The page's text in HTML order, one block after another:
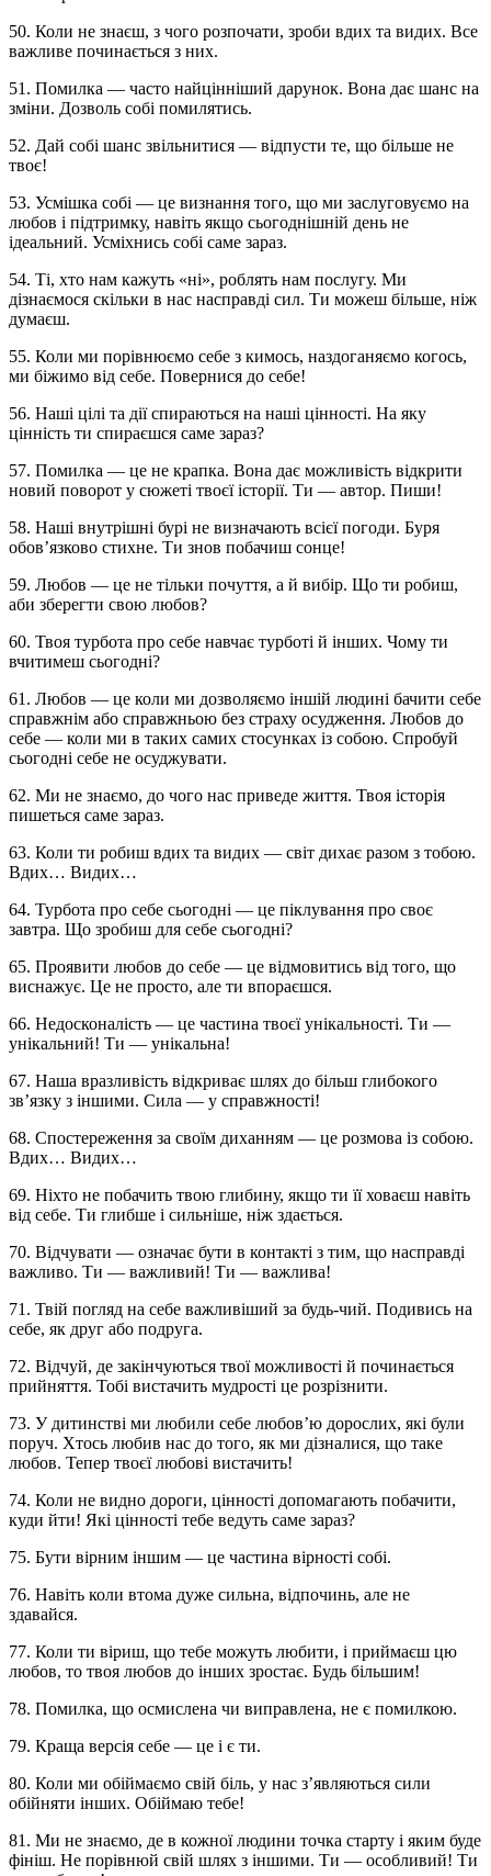
50. Коли не знаєш, з чого розпочати, зроби вдих та видих. Все
важливе починається з них.
51. Помилка — часто найцінніший дарунок. Вона дає шанс на
зміни. Дозволь собі помилятись.
52. Дай собі шанс звільнитися — відпусти те, що більше не
твоє!
53. Усмішка собі — це визнання того, що ми заслуговуємо на
любов і підтримку, навіть якщо сьогоднішній день не
ідеальний. Усміхнись собі саме зараз.
54. Ті, хто нам кажуть «ні», роблять нам послугу. Ми
дізнаємося скільки в нас насправді сил. Ти можеш більше, ніж
думаєш.
55. Коли ми порівнюємо себе з кимось, наздоганяємо когось,
ми біжимо від себе. Повернися до себе!
56. Наші цілі та дії спираються на наші цінності. На яку
цінність ти спираєшся саме зараз?
57. Помилка — це не крапка. Вона дає можливість відкрити
новий поворот у сюжеті твоєї історії. Ти — автор. Пиши!
58. Наші внутрішні бурі не визначають всієї погоди. Буря
обов’язково стихне. Ти знов побачиш сонце!
59. Любов — це не тільки почуття, а й вибір. Що ти робиш,
аби зберегти свою любов?
60. Твоя турбота про себе навчає турботі й інших. Чому ти
вчитимеш сьогодні?
61. Любов — це коли ми дозволяємо іншій людині бачити себе
справжнім або справжньою без страху осудження. Любов до
себе — коли ми в таких самих стосунках із собою. Спробуй
сьогодні себе не осуджувати.
62. Ми не знаємо, до чого нас приведе життя. Твоя історія
пишеться саме зараз.
63. Коли ти робиш вдих та видих — світ дихає разом з тобою.
Вдих… Видих…
64. Турбота про себе сьогодні — це піклування про своє
завтра. Що зробиш для себе сьогодні?
65. Проявити любов до себе — це відмовитись від того, що
виснажує. Це не просто, але ти впораєшся.
66. Недосконалість — це частина твоєї унікальності. Ти —
унікальний! Ти — унікальна!
67. Наша вразливість відкриває шлях до більш глибокого
зв’язку з іншими. Сила — у справжності!
68. Спостереження за своїм диханням — це розмова із собою.
Вдих… Видих…
69. Ніхто не побачить твою глибину, якщо ти її ховаєш навіть
від себе. Ти глибше і сильніше, ніж здається.
70. Відчувати — означає бути в контакті з тим, що насправді
важливо. Ти — важливий! Ти — важлива!
71. Твій погляд на себе важливіший за будь-чий. Подивись на
себе, як друг або подруга.
72. Відчуй, де закінчуються твої можливості й починається
прийняття. Тобі вистачить мудрості це розрізнити.
73. У дитинстві ми любили себе любов’ю дорослих, які були
поруч. Хтось любив нас до того, як ми дізналися, що таке
любов. Тепер твоєї любові вистачить!
74. Коли не видно дороги, цінності допомагають побачити,
куди йти! Які цінності тебе ведуть саме зараз?
75. Бути вірним іншим — це частина вірності собі.
76. Навіть коли втома дуже сильна, відпочинь, але не
здавайся.
77. Коли ти віриш, що тебе можуть любити, і приймаєш цю
любов, то твоя любов до інших зростає. Будь більшим!
78. Помилка, що осмислена чи виправлена, не є помилкою.
79. Краща версія себе — це і є ти.
80. Коли ми обіймаємо свій біль, у нас з’являються сили
обійняти інших. Обіймаю тебе!
81. Ми не знаємо, де в кожної людини точка старту і яким буде
фініш. Не порівнюй свій шлях з іншими. Ти — особливий! Ти